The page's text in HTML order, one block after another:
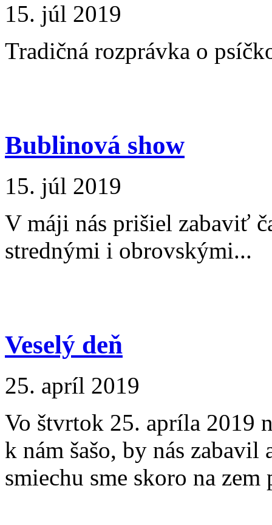
15. júl 2019
Tradičná rozprávka o
Bublinová show
15. júl 2019
V máji nás prišiel zabaviť
strednými i obrovskými...
Veselý deň
25. apríl 2019
Vo štvrtok 25. apríla 2019
k nám šašo, by nás
smiechu sme skoro na